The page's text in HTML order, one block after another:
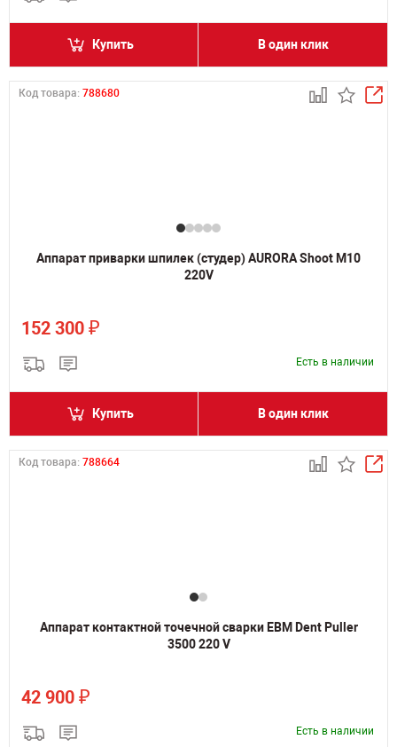
Купить В один клик
Код товара: 788680
Аппарат приварки шпилек (студер) AURORA Shoot M10
220V
152 300 ₽
Есть в наличии
Купить В один клик
Код товара: 788664
Аппарат контактной точечной сварки ЕВМ Dent Puller
3500 220 V
42 900 ₽
Есть в наличии